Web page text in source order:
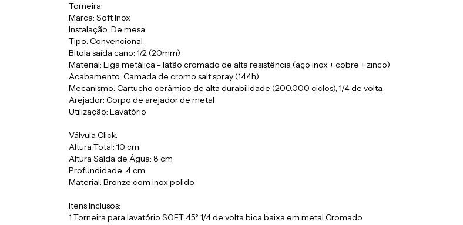
Torneira:
Marca: Soft Inox
Instalação: De mesa
Tipo: Convencional
Bitola saída cano: 1/2 (20mm)
Material: Liga metálica - latão cromado de alta resistência (aço inox + cobre + zinco)
Acabamento: Camada de cromo salt spray (144h)
Mecanismo: Cartucho cerâmico de alta durabilidade (200.000 ciclos), 1/4 de volta
Arejador: Corpo de arejador de metal
Utilização: Lavatório
Válvula Click:
Altura Total: 10 cm
Altura Saída de Água: 8 cm
Profundidade: 4 cm
Material: Bronze com inox polido
Itens Inclusos:
1 Torneira para lavatório SOFT 45° 1/4 de volta bica baixa em metal Cromado